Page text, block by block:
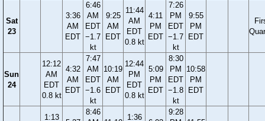
Sat
23
3:36
AM
EDT
6:46
AM
EDT
−1.7
kt
9:25
AM
EDT
11:44
AM
EDT
0.8 kt
4:11
PM
EDT
7:26
PM
EDT
−1.7
kt
9:55
PM
EDT
Sun
24
12:12
AM
EDT
0.8 kt
4:32
AM
EDT
7:47
AM
EDT
−1.6
kt
10:19
AM
EDT
12:44
PM
EDT
0.8 kt
5:09
PM
EDT
8:30
PM
EDT
−1.8
kt
10:58
PM
EDT
1:13
8:46
1:36
9:28